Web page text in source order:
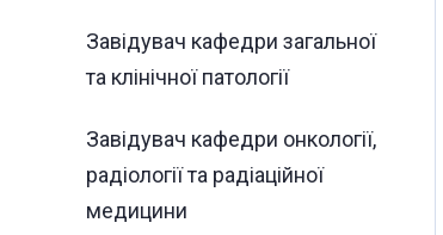
Завідувач кафедри загальної
та клінічної патології
Завідувач кафедри онкології,
радіології та радіаційної
медицини